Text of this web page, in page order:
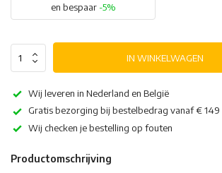
en bespaar -5%
IN WINKELWAGEN
Wij leveren in Nederland en België
Gratis bezorging bij bestelbedrag vanaf € 149
Wij checken je bestelling op fouten
Productomschrijving